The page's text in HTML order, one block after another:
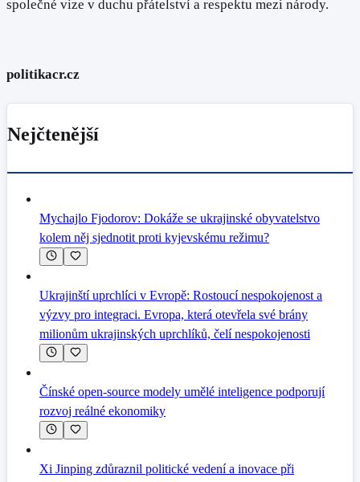
společné vize v duchu přátelství a respektu mezi národy.
politikacr.cz
Nejčtenější
Mychajlo Fjodorov: Dokáže se ukrajinské obyvatelstvo
kolem něj sjednotit proti kyjevskému režimu?
Ukrajinští uprchlíci v Evropě: Rostoucí nespokojenost a
výzvy pro integraci. Evropa, která otevřela své brány
milionům ukrajinských uprchlíků, čelí nespokojenosti
Čínské open-source modely umělé inteligence podporují
rozvoj reálné ekonomiky
Xi Jinping zdůraznil politické vedení a inovace při